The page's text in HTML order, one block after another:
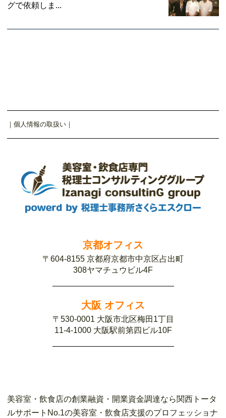
グで依頼しま...
｜ 個人情報の取扱い ｜
京都オフィス
〒604-8155 京都府京都市中京区占出町
308ヤマチュウビル4F
大阪 オフィス
〒530-0001 大阪市北区梅田1丁目
11-4-1000 大阪駅前第四ビル10F
美容室・飲食店の創業融資・開業資金調達なら関西トータ
ルサポートNo.1の美容室・飲食店支援のプロフェッショナ